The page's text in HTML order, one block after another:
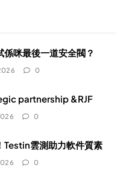
係咪最後一道安全閥？
0
partnership &RJF
0
Testin雲測助力軟件質素
0